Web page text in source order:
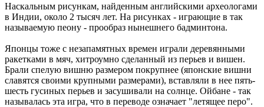
Наскальным рисункам, найденным английскими археологами
в Индии, около 2 тысяч лет. На рисунках - играющие в так
называемую пеону - прообраз нынешнего бадминтона.
Японцы тоже с незапамятных времен играли деревянными
ракетками в мяч, хитроумно сделанный из перьев и вишен.
Брали спелую вишню размером покрупнее (японские вишни
славятся своими крупными размерами), вставляли в нее пять-
шесть гусиных перьев и засушивали на солнце. Ойбане - так
называлась эта игра, что в переводе означает "летящее перо".